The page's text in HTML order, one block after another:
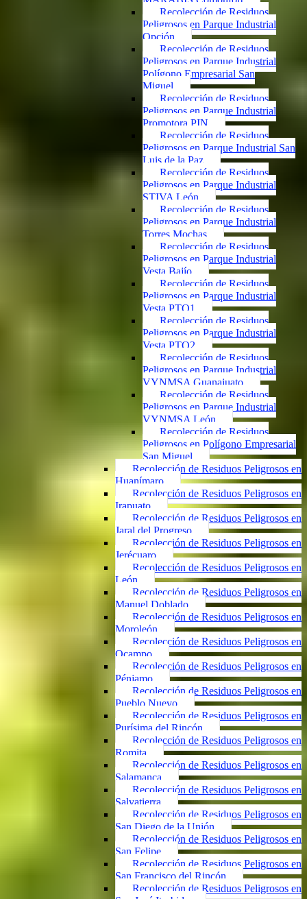
Recolección de Residuos
Peligrosos en Parque Industrial
Opción
Recolección de Residuos
Peligrosos en Parque Industrial
Polígono Empresarial San
Miguel
Recolección de Residuos
Peligrosos en Parque Industrial
Promotora PIN
Recolección de Residuos
Peligrosos en Parque Industrial San
Luis de la Paz
Recolección de Residuos
Peligrosos en Parque Industrial
STIVA León
Recolección de Residuos
Peligrosos en Parque Industrial
Torres Mochas
Recolección de Residuos
Peligrosos en Parque Industrial
Vesta Bajío
Recolección de Residuos
Peligrosos en Parque Industrial
Vesta PTO1
Recolección de Residuos
Peligrosos en Parque Industrial
Vesta PTO2
Recolección de Residuos
Peligrosos en Parque Industrial
VYNMSA Guanajuato
Recolección de Residuos
Peligrosos en Parque Industrial
VYNMSA León
Recolección de Residuos
Peligrosos en Polígono Empresarial
San Miguel
Recolección de Residuos Peligrosos en
Huanímaro
Recolección de Residuos Peligrosos en
Irapuato
Recolección de Residuos Peligrosos en
Jaral del Progreso
Recolección de Residuos Peligrosos en
Jerécuaro
Recolección de Residuos Peligrosos en
León
Recolección de Residuos Peligrosos en
Manuel Doblado
Recolección de Residuos Peligrosos en
Moroleón
Recolección de Residuos Peligrosos en
Ocampo
Recolección de Residuos Peligrosos en
Pénjamo
Recolección de Residuos Peligrosos en
Pueblo Nuevo
Recolección de Residuos Peligrosos en
Purísima del Rincón
Recolección de Residuos Peligrosos en
Romita
Recolección de Residuos Peligrosos en
Salamanca
Recolección de Residuos Peligrosos en
Salvatierra
Recolección de Residuos Peligrosos en
San Diego de la Unión
Recolección de Residuos Peligrosos en
San Felipe
Recolección de Residuos Peligrosos en
San Francisco del Rincón
Recolección de Residuos Peligrosos en